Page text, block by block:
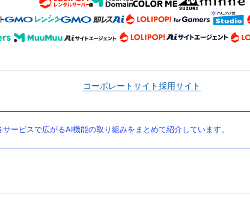
コーポレートサイト採用サイト
ービスで広がるAI機能の取り組みをまとめて紹介しています。